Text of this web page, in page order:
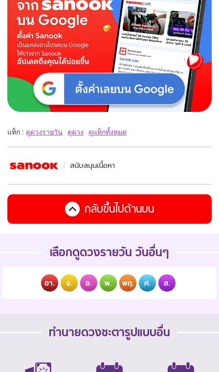
แท็ก : ดูดวงรายวัน ดูดวง ดูแท็กทั้งหมด
สนับสนุนเนื้อหา
กลับขึ้นไปด้านบน
เลือกดูดวงรายวัน วันอื่นๆ
อา. จ. อ. พ. พฤ. ศ. ส.
ทำนายดวงชะตารูปแบบอื่น